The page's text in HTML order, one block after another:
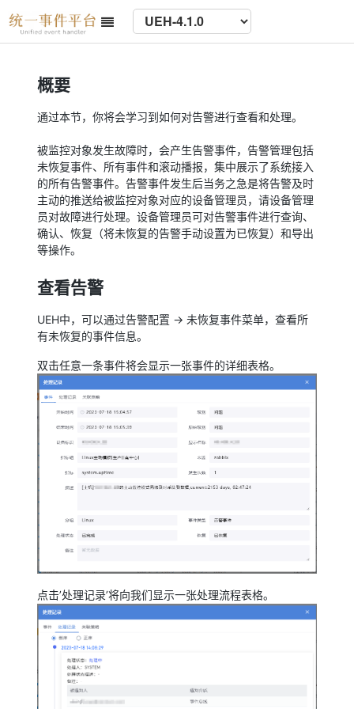
概要
通过本节，你将会学习到如何对告警进行查看和处理。
被监控对象发生故障时，会产生告警事件，告警管理包括
未恢复事件、所有事件和滚动播报，集中展示了系统接入
的所有告警事件。告警事件发生后当务之急是将告警及时
主动的推送给被监控对象对应的设备管理员，请设备管理
员对故障进行处理。设备管理员可对告警事件进行查询、
确认、恢复（将未恢复的告警手动设置为已恢复）和导出
等操作。
查看告警
UEH中，可以通过告警配置 → 未恢复事件菜单，查看所
有未恢复的事件信息。
双击任意一条事件将会显示一张事件的详细表格。
点击’处理记录’将向我们显示一张处理流程表格。